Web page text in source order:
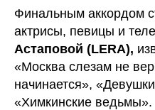
Финальным аккордом
актрисы, певицы и
Астаповой (LERA),
«Москва слезам не
начинается»,
«Химкинские ведьмы».